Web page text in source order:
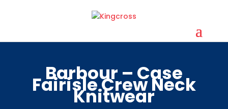
Barbour – Case
Fairisle Crew Neck
Knitwear